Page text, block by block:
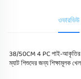
ওভারভিউ
38/50CM 4 PC পাই-আকৃতির
ম্যাট শিশুদের জন্য শিক্ষামূলক